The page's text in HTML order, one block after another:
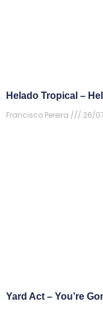
Helado Tropical –
Francisco Pereira
26/
Yard Act – You’re